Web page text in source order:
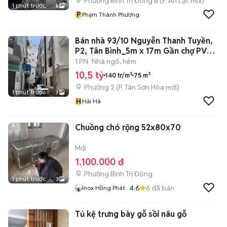
1 phút trước 5
P Phạm Thành Phương
1 phút trước 7
Bán nhà 93/10 Nguyễn Thanh Tuyền,
P2, Tân Bình_5m x 17m Gần chợ PV
Hai
1 PN Nhà ngõ, hẻm
10,5 tỷ 140 tr/m² 75 m²
Phường 2 (P. Tân Sơn Hòa mới)
HHải Hà
1 phút trước 3
Chuồng chó rộng 52x80x70
Mới
1.100.000 đ
Phường Bình Trị Đông
Inox Hồng Phát 4.6 6 đã bán
Tủ kệ trưng bày gỗ sồi nâu gỗ